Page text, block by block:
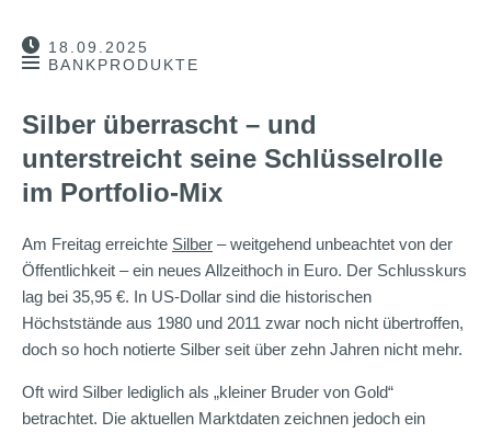
18.09.2025
BANKPRODUKTE
Silber überrascht – und
unterstreicht seine Schlüsselrolle
im Portfolio-Mix
Am Freitag erreichte Silber – weitgehend unbeachtet von der
Öffentlichkeit – ein neues Allzeithoch in Euro. Der Schlusskurs
lag bei 35,95 €. In US-Dollar sind die historischen
Höchststände aus 1980 und 2011 zwar noch nicht übertroffen,
doch so hoch notierte Silber seit über zehn Jahren nicht mehr.
Oft wird Silber lediglich als „kleiner Bruder von Gold“
betrachtet. Die aktuellen Marktdaten zeichnen jedoch ein